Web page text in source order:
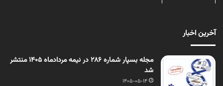
آخرین اخبار
مجله بسپار شماره 286 در نیمه مردادماه 1405 منتشر
شد
1405-05-14